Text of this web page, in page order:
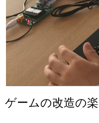
ゲームの改造の